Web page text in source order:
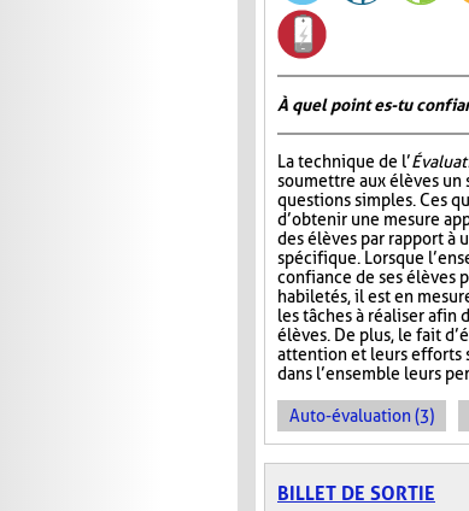
À quel point es-tu
La technique de l’
soumettre aux élèves un
questions simples. Ces
d’obtenir une mesure
des élèves par rapport à
spécifique. Lorsque
confiance de ses élèves
habiletés, il est en
les tâches à réaliser afin
élèves. De plus, le fait
attention et leurs efforts
dans l’ensemble leurs
Auto-évaluation (3)
BILLET DE SORTIE